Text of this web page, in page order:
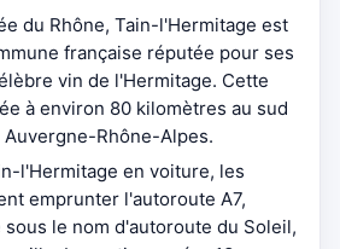
du Rhône, Tain-l'Hermitage est
française réputée pour ses
vin de l'Hermitage. Cette
à environ 80 kilomètres au sud
Rhône-Alpes.
l'Hermitage en voiture, les
emprunter l'autoroute A7,
le nom d'autoroute du Soleil,